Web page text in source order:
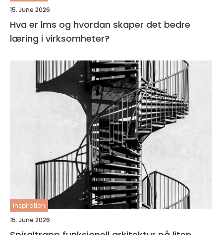
15. June 2026
Hva er lms og hvordan skaper det bedre
læring i virksomheter?
inspiration
15. June 2026